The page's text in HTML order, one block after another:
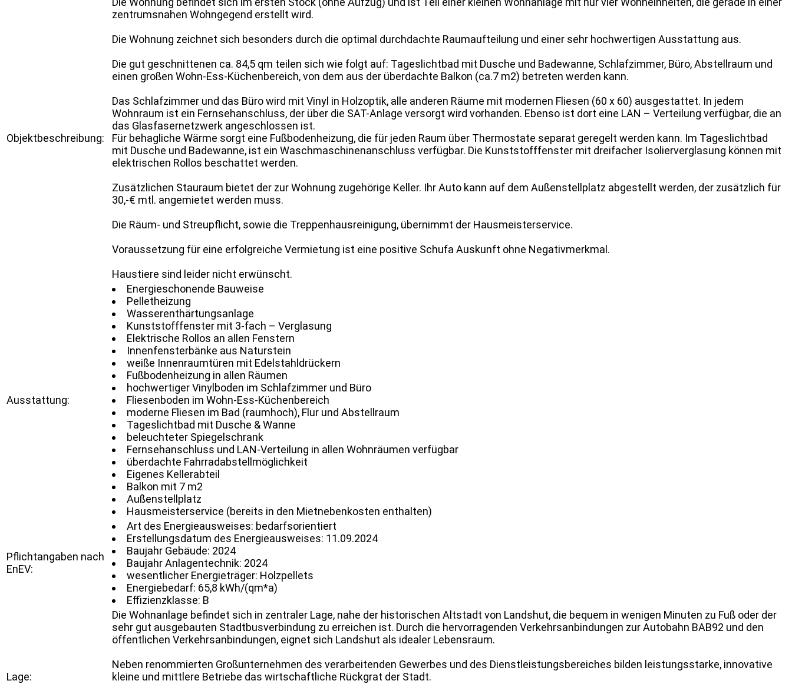
Objektbeschreibung:
zentrumsnahen Wohngegend erstellt wird.
Die Wohnung zeichnet sich besonders durch die optimal durchdachte Raumaufteilung und einer sehr hochwertigen Ausstattung aus.
Die gut geschnittenen ca. 84,5 qm teilen sich wie folgt auf: Tageslichtbad mit Dusche und Badewanne, Schlafzimmer, Büro, Abstellraum und
einen großen Wohn-Ess-Küchenbereich, von dem aus der überdachte Balkon (ca.7 m2) betreten werden kann.
Das Schlafzimmer und das Büro wird mit Vinyl in Holzoptik, alle anderen Räume mit modernen Fliesen (60 x 60) ausgestattet. In jedem
Wohnraum ist ein Fernsehanschluss, der über die SAT-Anlage versorgt wird vorhanden. Ebenso ist dort eine LAN – Verteilung verfügbar, die an
das Glasfasernetzwerk angeschlossen ist.
Für behagliche Wärme sorgt eine Fußbodenheizung, die für jeden Raum über Thermostate separat geregelt werden kann. Im Tageslichtbad
mit Dusche und Badewanne, ist ein Waschmaschinenanschluss verfügbar. Die Kunststofffenster mit dreifacher Isolierverglasung können mit
elektrischen Rollos beschattet werden.
Zusätzlichen Stauraum bietet der zur Wohnung zugehörige Keller. Ihr Auto kann auf dem Außenstellplatz abgestellt werden, der zusätzlich für
30,-€ mtl. angemietet werden muss.
Die Räum- und Streupflicht, sowie die Treppenhausreinigung, übernimmt der Hausmeisterservice.
Voraussetzung für eine erfolgreiche Vermietung ist eine positive Schufa Auskunft ohne Negativmerkmal.
Haustiere sind leider nicht erwünscht.
Ausstattung:
Energieschonende Bauweise
Pelletheizung
Wasserenthärtungsanlage
Kunststofffenster mit 3-fach – Verglasung
Elektrische Rollos an allen Fenstern
Innenfensterbänke aus Naturstein
weiße Innenraumtüren mit Edelstahldrückern
Fußbodenheizung in allen Räumen
hochwertiger Vinylboden im Schlafzimmer und Büro
Fliesenboden im Wohn-Ess-Küchenbereich
moderne Fliesen im Bad (raumhoch), Flur und Abstellraum
Tageslichtbad mit Dusche & Wanne
beleuchteter Spiegelschrank
Fernsehanschluss und LAN-Verteilung in allen Wohnräumen verfügbar
überdachte Fahrradabstellmöglichkeit
Eigenes Kellerabteil
Balkon mit 7 m2
Außenstellplatz
Hausmeisterservice (bereits in den Mietnebenkosten enthalten)
Pflichtangaben nach
EnEV:
Art des Energieausweises: bedarfsorientiert
Erstellungsdatum des Energieausweises: 11.09.2024
Baujahr Gebäude: 2024
Baujahr Anlagentechnik: 2024
wesentlicher Energieträger: Holzpellets
Energiebedarf: 65,8 kWh/(qm*a)
Effizienzklasse: B
Lage:
Die Wohnanlage befindet sich in zentraler Lage, nahe der historischen Altstadt von Landshut, die bequem in wenigen Minuten zu Fuß oder der
sehr gut ausgebauten Stadtbusverbindung zu erreichen ist. Durch die hervorragenden Verkehrsanbindungen zur Autobahn BAB92 und den
öffentlichen Verkehrsanbindungen, eignet sich Landshut als idealer Lebensraum.
Neben renommierten Großunternehmen des verarbeitenden Gewerbes und des Dienstleistungsbereiches bilden leistungsstarke, innovative
kleine und mittlere Betriebe das wirtschaftliche Rückgrat der Stadt.